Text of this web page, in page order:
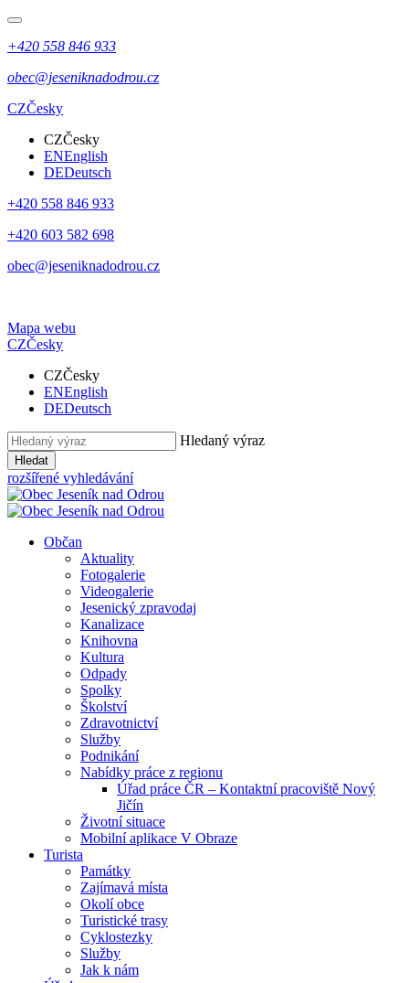
+420 558 846 933
obec@jeseniknadodrou.cz
CZČesky
CZČesky
ENEnglish
DEDeutsch
+420 558 846 933
+420 603 582 698
obec@jeseniknadodrou.cz
Mapa webu
CZČesky
CZČesky
ENEnglish
DEDeutsch
Hledaný výraz
Hledat
rozšířené vyhledávání
Občan
Aktuality
Fotogalerie
Videogalerie
Jesenický zpravodaj
Kanalizace
Knihovna
Kultura
Odpady
Spolky
Školství
Zdravotnictví
Služby
Podnikání
Nabídky práce z regionu
Úřad práce ČR – Kontaktní pracoviště Nový
Jičín
Životní situace
Mobilní aplikace V Obraze
Turista
Památky
Zajímavá místa
Okolí obce
Turistické trasy
Cyklostezky
Služby
Jak k nám